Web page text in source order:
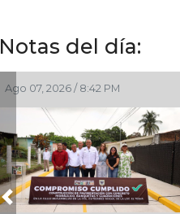
Notas del día:
Ago 07, 2026 / 8:42 PM
Previous